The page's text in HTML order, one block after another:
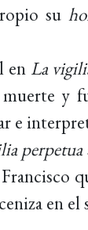
su
en La
y
e
perpetua
en el